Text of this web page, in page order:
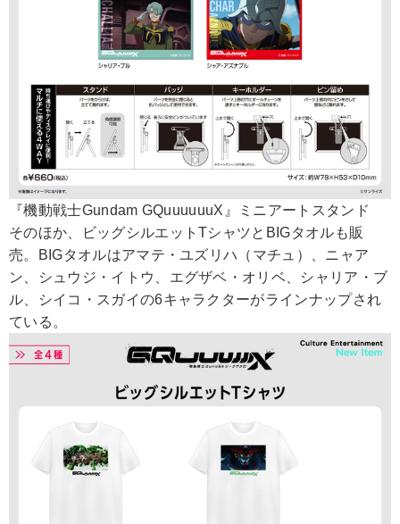
『機動戦士Gundam GQuuuuuuX』ミニアートスタンド
そのほか、ビッグシルエットTシャツとBIGタオルも販
売。BIGタオルはアマテ・ユズリハ（マチュ）、ニャア
ン、シュウジ・イトウ、エグザベ・オリベ、シャリア・ブ
ル、シイコ・スガイの6キャラクターがラインナップされ
ている。